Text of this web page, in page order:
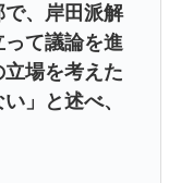
、岸田派解
て議論を進
場を考えた
」と述べ、